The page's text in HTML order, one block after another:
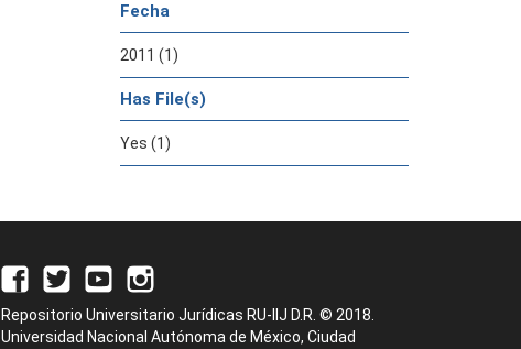
Fecha
2011 (1)
Has File(s)
Yes (1)
Repositorio Universitario Jurídicas RU-IIJ D.R. © 2018.
Universidad Nacional Autónoma de México, Ciudad